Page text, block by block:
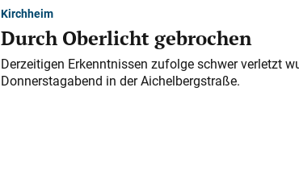
Kirchheim
Durch Oberlicht gebrochen
Derzeitigen Erkenntnissen zufolge schwer verletzt
Donnerstagabend in der Aichelbergstraße.